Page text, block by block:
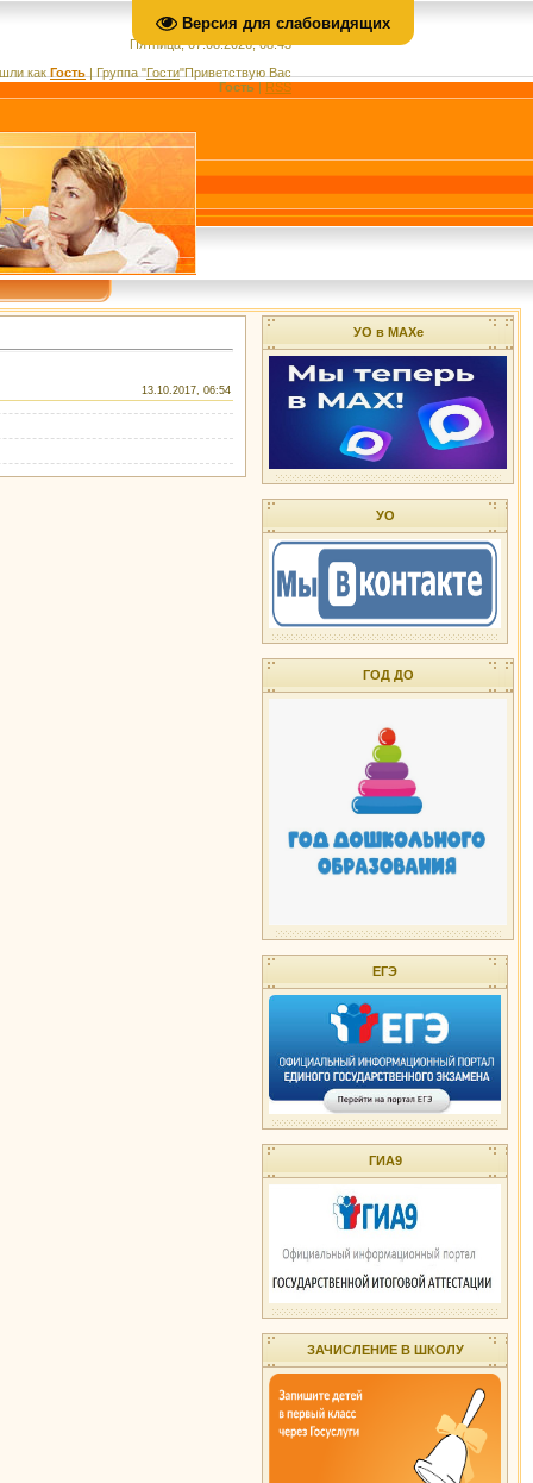
Версия для слабовидящих
Пятница, 07.08.2026, 08:43
как Гость | Группа "Гости"Приветствую Вас
Гость|RSS
13.10.2017, 06:54
УО в МАХе
УО
ГОД ДО
ЕГЭ
ГИА9
ЗАЧИСЛЕНИЕ В ШКОЛУ